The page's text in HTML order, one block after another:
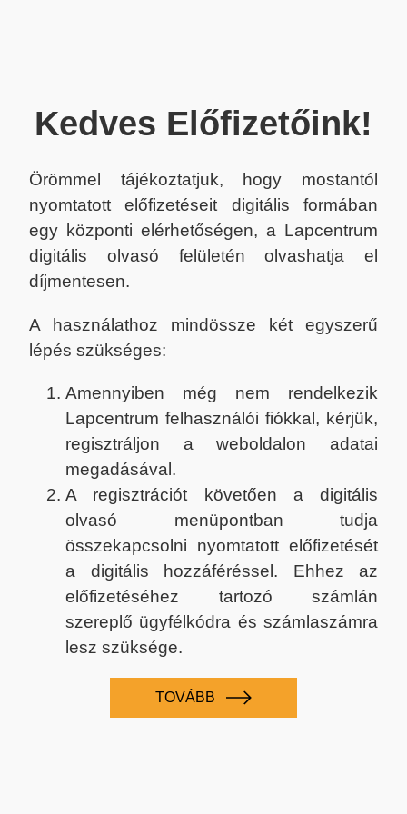
Kedves Előfizetőink!
Örömmel tájékoztatjuk, hogy mostantól
nyomtatott előfizetéseit digitális formában
egy központi elérhetőségen, a Lapcentrum
digitális olvasó felületén olvashatja el
díjmentesen.
A használathoz mindössze két egyszerű
lépés szükséges:
Amennyiben még nem rendelkezik
Lapcentrum felhasználói fiókkal, kérjük,
regisztráljon a weboldalon adatai
megadásával.
A regisztrációt követően a digitális
olvasó menüpontban tudja
összekapcsolni nyomtatott előfizetését
a digitális hozzáféréssel. Ehhez az
előfizetéséhez tartozó számlán
szereplő ügyfélkódra és számlaszámra
lesz szüksége.
TOVÁBB